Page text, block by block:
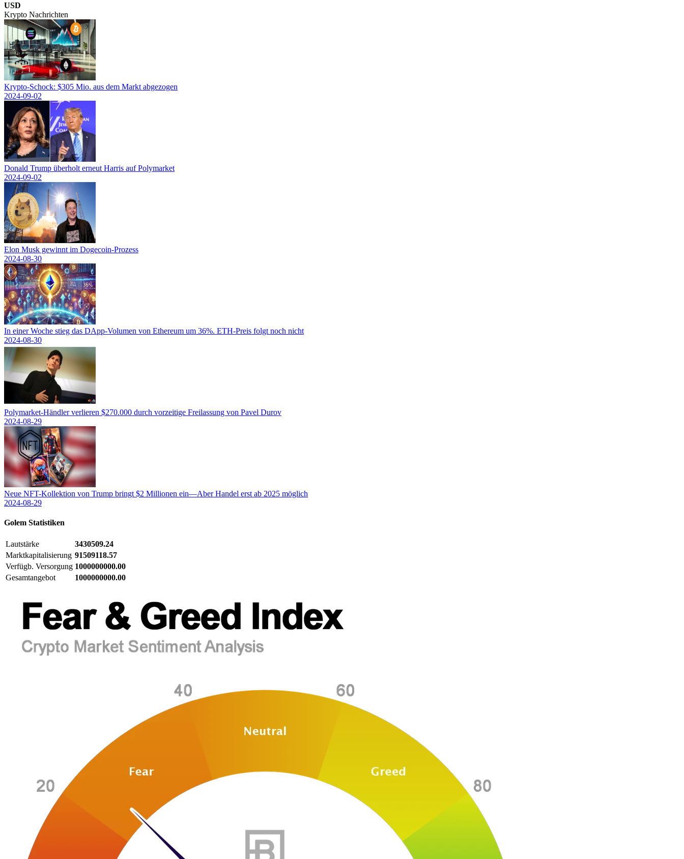
USD
Krypto Nachrichten
Krypto-Schock: $305 Mio. aus dem Markt abgezogen
2024-09-02
Donald Trump überholt erneut Harris auf Polymarket
2024-09-02
Elon Musk gewinnt im Dogecoin-Prozess
2024-08-30
In einer Woche stieg das DApp-Volumen von Ethereum um 36%. ETH-Preis folgt noch nicht
2024-08-30
Polymarket-Händler verlieren $270.000 durch vorzeitige Freilassung von Pavel Durov
2024-08-29
Neue NFT-Kollektion von Trump bringt $2 Millionen ein—Aber Handel erst ab 2025 möglich
2024-08-29
Golem Statistiken
Lautstärke
3430509.24
Marktkapitalisierung 91509118.57
Verfügb. Versorgung 1000000000.00
Gesamtangebot
1000000000.00